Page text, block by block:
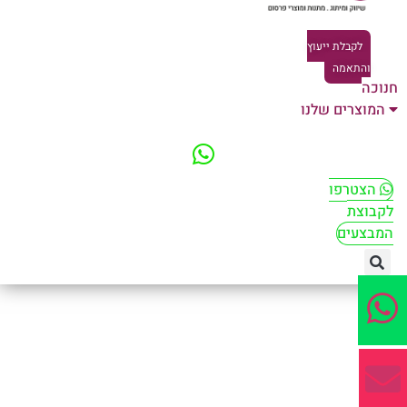
לקבלת ייעוץ
והתאמה
המוצרים שלנו
הצטרפו